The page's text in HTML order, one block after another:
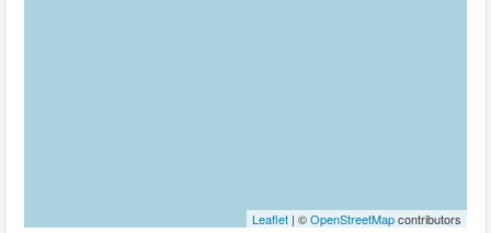
Leaflet | ©OpenStreetMapcontributors